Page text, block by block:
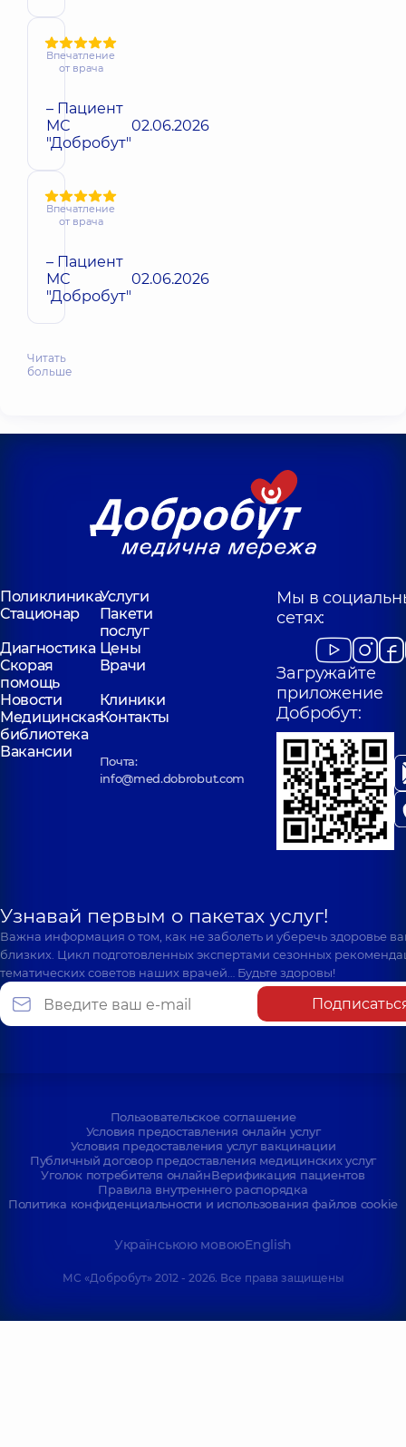
Впечатление
от врача
– Пациент
МС
"Добробут"
02.06.2026
Впечатление
от врача
– Пациент
МС
"Добробут"
02.06.2026
Читать
больше
ПоликлиникаУслуги
Стационар
Пакети
послуг
Диагностика Цены
Скорая
помощь
Врачи
Новости
Клиники
Медицинская
библиотека
Контакты
Вакансии
Почта:
info@med.dobrobut.com
Мы в
сетях:
Загружайте
приложение
Добробут:
Узнавай первым о пакетах услуг!
Важна информация о том, как не заболеть и уберечь здоровье
близких. Цикл подготовленных экспертами сезонных
тематических советов наших врачей… Будьте здоровы!
Пользовательское соглашение
Условия предоставления онлайн услуг
Условия предоставления услуг вакцинации
Публичный договор предоставления медицинских услуг
Уголок потребителя онлайнВерификация пациентов
Правила внутреннего распорядка
Политика конфиденциальности и использования файлов cookie
Українською мовоюEnglish
МС «Добробут» 2012 - 2026. Все права защищены